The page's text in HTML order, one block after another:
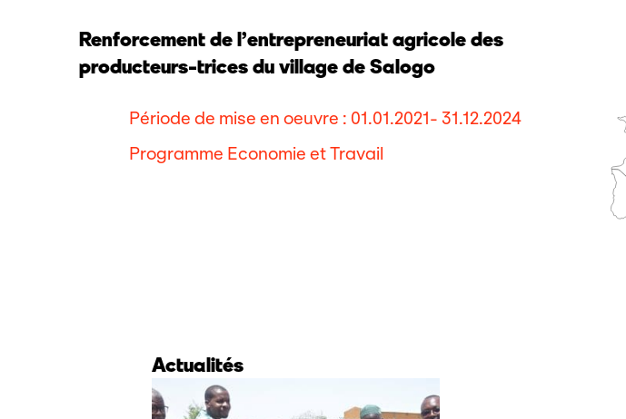
Renforcement de l’entrepreneuriat agricole des
producteurs-trices du village de Salogo
Période de mise en oeuvre : 01.01.2021- 31.12.2024
Programme Economie et Travail
Actualités